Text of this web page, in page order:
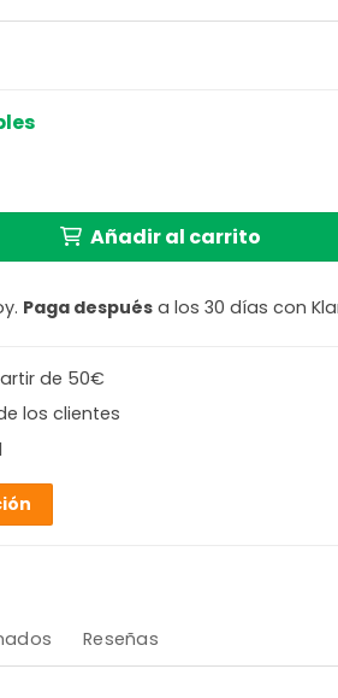
triangular GOOD & MOJO
Añadir al carrito
Paga después a los 30 días con
de 50€
los clientes
Reseñas